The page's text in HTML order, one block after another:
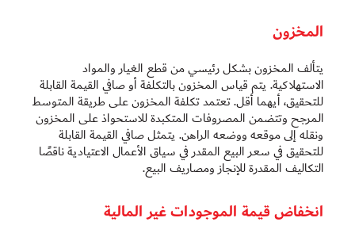
المخزون
يتألف المخزون بشكل رئيسي من قطع الغيار والمواد
الاستهلاكية. يتم قياس المخزون بالتكلفة أو صافي القيمة القابلة
للتحقيق، أيهما أقل. تعتمد تكلفة المخزون على طريقة المتوسط
المرجح وتتضمن المصروفات المتكبدة للاستحواذ على المخزون
ونقله إلى موقعه ووضعه الراهن. يتمثل صافي القيمة القابلة
للتحقيق في سعر البيع المقدر في سياق الأعمال الاعتيادية ناقصًا
التكاليف المقدرة للإنجاز ومصاريف البيع.
انخفاض قيمة الموجودات غير المالية